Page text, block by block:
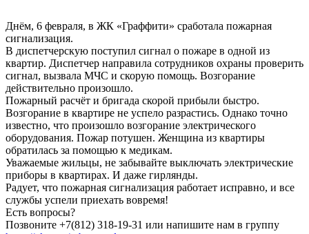
Днём, 6 февраля, в ЖК «Граффити» сработала пожарная
сигнализация.
В диспетчерскую поступил сигнал о пожаре в одной из
квартир. Диспетчер направила сотрудников охраны проверить
сигнал, вызвала МЧС и скорую помощь. Возгорание
действительно произошло.
Пожарный расчёт и бригада скорой прибыли быстро.
Возгорание в квартире не успело разрастись. Однако точно
известно, что произошло возгорание электрического
оборудования. Пожар потушен. Женщина из квартиры
обратилась за помощью к медикам.
Уважаемые жильцы, не забывайте выключать электрические
приборы в квартирах. И даже гирлянды.
Радует, что пожарная сигнализация работает исправно, и все
службы успели приехать вовремя!
Есть вопросы?
Позвоните +7(812) 318-19-31 или напишите нам в группу